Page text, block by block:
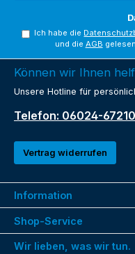
Ich habe die
und die AGB
Können wir Ihnen
Unsere Hotline für
Telefon: 06024-67210
Vertrag widerrufen
Information
Shop-Service
Wir lieben, was wir tun.